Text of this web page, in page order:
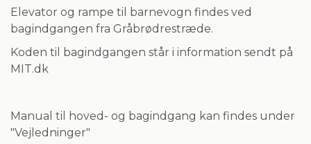
Elevator og rampe til barnevogn findes ved
bagindgangen fra Gråbrødrestræde.
Koden til bagindgangen står i information sendt på
MIT.dk
Manual til hoved- og bagindgang kan findes under
"Vejledninger"